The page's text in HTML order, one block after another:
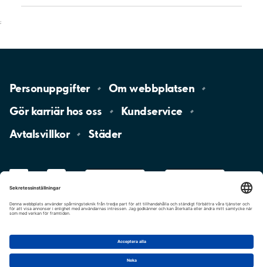
;
Personuppgifter Omwebbplatsen
Gör karriär hososs
Kundservice
Avtalsvillkor
Städer